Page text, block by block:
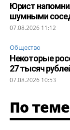
Юрист
шумными
07.08.2026 11:12
Общество
Некоторые
27 тысяч
07.08.2026 10:53
По теме